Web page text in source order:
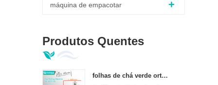
máquina de empacotar
Produtos Quentes
folhas de chá verde ortodoxo máquina de rolamento 6crt-55